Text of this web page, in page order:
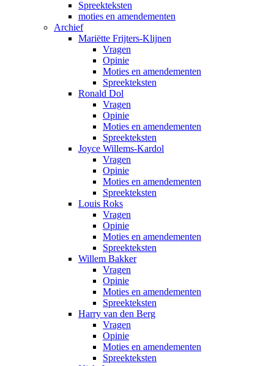
Spreekteksten
moties en amendementen
Archief
Mariëtte Frijters-Klijnen
Vragen
Opinie
Moties en amendementen
Spreekteksten
Ronald Dol
Vragen
Opinie
Moties en amendementen
Spreekteksten
Joyce Willems-Kardol
Vragen
Opinie
Moties en amendementen
Spreekteksten
Louis Roks
Vragen
Opinie
Moties en amendementen
Spreekteksten
Willem Bakker
Vragen
Opinie
Moties en amendementen
Spreekteksten
Harry van den Berg
Vragen
Opinie
Moties en amendementen
Spreekteksten